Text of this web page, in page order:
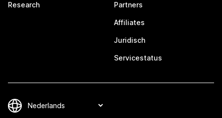
Research Partners
Affiliates
Juridisch
Servicestatus